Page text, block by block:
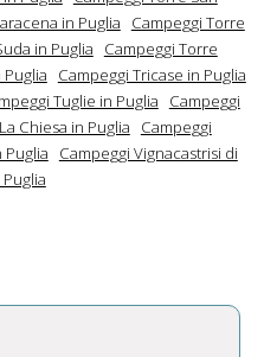
in Puglia
Campeggi Torre
in Puglia
Campeggi Torre
Campeggi Tricase in Puglia
Tuglie in Puglia
Campeggi
Chiesa in Puglia
Campeggi
Puglia
Campeggi Vignacastrisi di